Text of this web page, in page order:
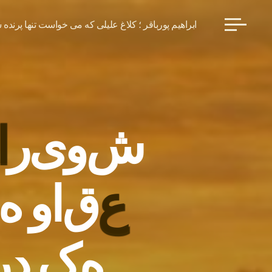
ابراهیم پورباقر ؛ کلاغ علیلی که می خواست تنها
ریوش
واقع
ع